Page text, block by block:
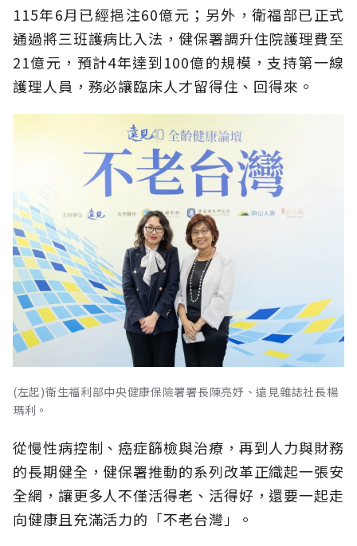
115年6月已經挹注60億元；另外，衛福部已正式
通過將三班護病比入法，健保署調升住院護理費至
21億元，預計4年達到100億的規模，支持第一線
護理人員，務必讓臨床人才留得住、回得來。
(左起)衛生福利部中央健康保險署署長陳亮妤、遠見雜誌社長楊
瑪利。
從慢性病控制、癌症篩檢與治療，再到人力與財務
的長期健全，健保署推動的系列改革正織起一張安
全網，讓更多人不僅活得老、活得好，還要一起走
向健康且充滿活力的「不老台灣」。